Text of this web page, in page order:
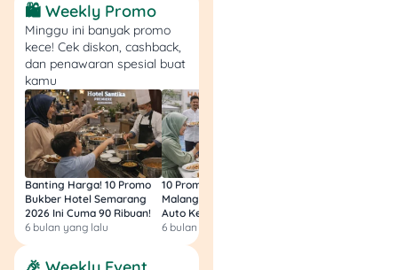
Sumber: Tokopedia
Kalau butuh mixer kecil tapi
fungsional, Behringer Xenyx
Q802USB bisa jadi pilihan.
Mixer ini memungkinkan
kamu mengatur level suara
dari beberapa mikrofon
sekaligus, lengkap dengan
efek suara dasar.
Buat podcaster yang suka
ngobrol rame-rame, alat ini
🛍️ Weekly Promo
Minggu ini banyak promo
kece! Cek diskon, cashback,
dan penawaran spesial buat
kamu
Banting Harga! 10 Promo
Bukber Hotel Semarang
2026 Ini Cuma 90 Ribuan!
6 bulan yang lalu
10 Promo Bukber Hotel
Malang 2026: Start 75rb,
Auto Kenyang!
6 bulan yang lalu